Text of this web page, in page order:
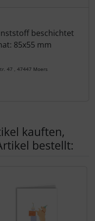
beschichtet
85x55 mm
47 , 47447 Moers
kauften,
bestellt: